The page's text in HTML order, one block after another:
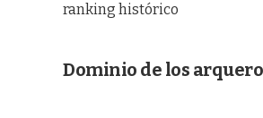
ranking histórico
Dominio de los